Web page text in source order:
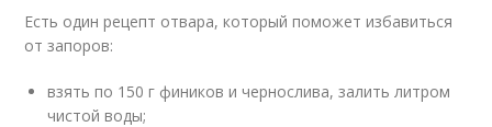
Есть один рецепт отвара, который поможет избавиться
от запоров:
взять по 150 г фиников и чернослива, залить литром
чистой воды;